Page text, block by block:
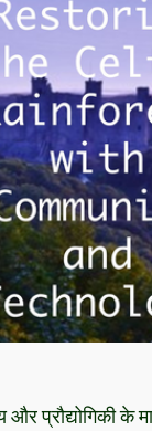
प्रौद्योगिकी के